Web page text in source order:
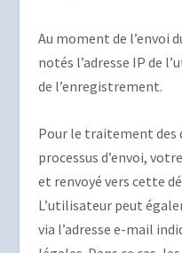
Au moment de l’envoi
notés l’adresse IP de
de l’enregistrement.
Pour le traitement des
processus d’envoi,
et renvoyé vers cette
L’utilisateur peut
via l’adresse e-mail